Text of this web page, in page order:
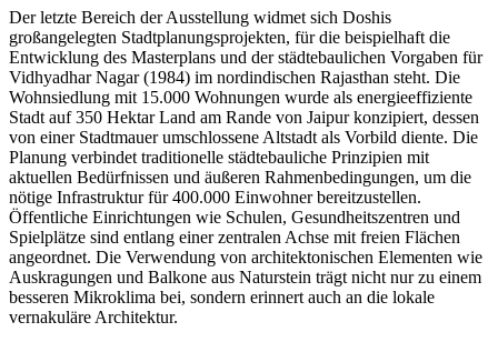
Der letzte Bereich der Ausstellung widmet sich Doshis
großangelegten Stadtplanungsprojekten, für die beispielhaft die
Entwicklung des Masterplans und der städtebaulichen Vorgaben für
Vidhyadhar Nagar (1984) im nordindischen Rajasthan steht. Die
Wohnsiedlung mit 15.000 Wohnungen wurde als energieeffiziente
Stadt auf 350 Hektar Land am Rande von Jaipur konzipiert, dessen
von einer Stadtmauer umschlossene Altstadt als Vorbild diente. Die
Planung verbindet traditionelle städtebauliche Prinzipien mit
aktuellen Bedürfnissen und äußeren Rahmenbedingungen, um die
nötige Infrastruktur für 400.000 Einwohner bereitzustellen.
Öffentliche Einrichtungen wie Schulen, Gesundheitszentren und
Spielplätze sind entlang einer zentralen Achse mit freien Flächen
angeordnet. Die Verwendung von architektonischen Elementen wie
Auskragungen und Balkone aus Naturstein trägt nicht nur zu einem
besseren Mikroklima bei, sondern erinnert auch an die lokale
vernakuläre Architektur.